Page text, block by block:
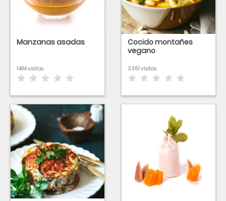
Manzanas asadas
1484 visitas
Cocido montañes
vegano
3361 visitas